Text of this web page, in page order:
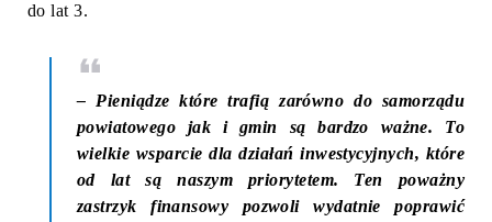
do lat 3.
– Pieniądze które trafią zarówno do samorządu
powiatowego jak i gmin są bardzo ważne. To
wielkie wsparcie dla działań inwestycyjnych, które
od lat są naszym priorytetem. Ten poważny
zastrzyk finansowy pozwoli wydatnie poprawić